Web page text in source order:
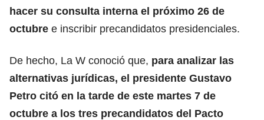
hacer su consulta interna el próximo 26 de
octubre e inscribir precandidatos presidenciales.
De hecho, La W conoció que, para analizar las
alternativas jurídicas, el presidente Gustavo
Petro citó en la tarde de este martes 7 de
octubre a los tres precandidatos del Pacto